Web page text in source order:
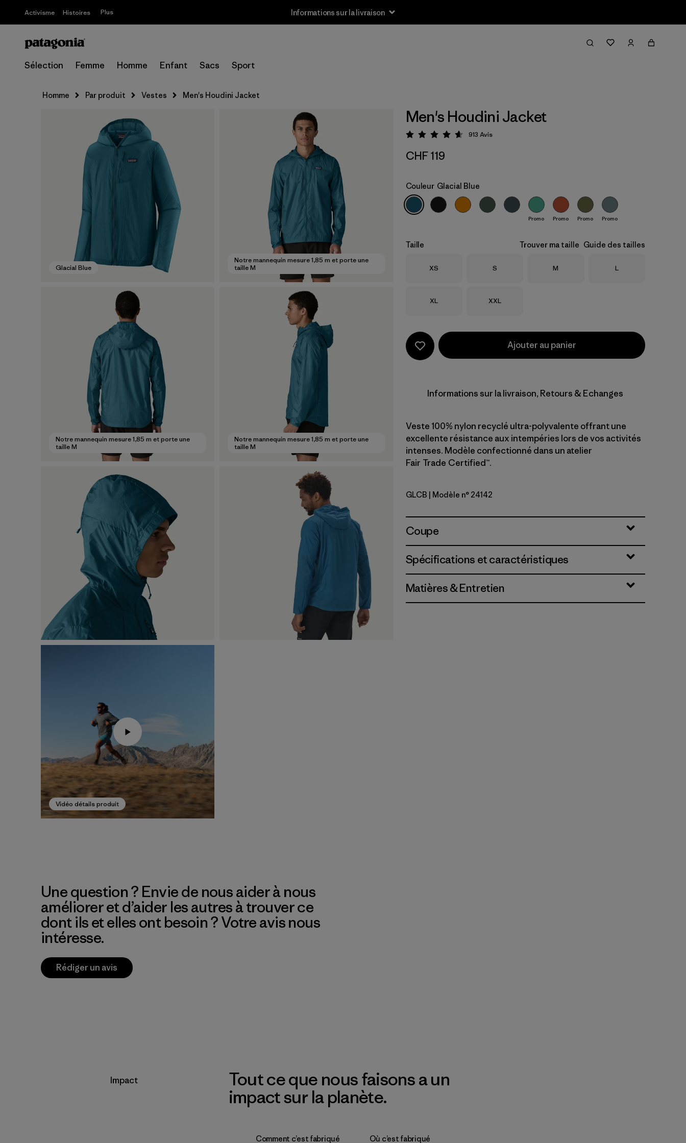
Activisme Histoires Plus Informations sur la livraison
Sélection Femme Homme Enfant Sacs Sport
Homme Par produit Vestes Men's Houdini Jacket
Glacial Blue
Notre mannequin mesure 1,85 m et porte une
taille M
Notre mannequin mesure 1,85 m et porte une
taille M
Notre mannequin mesure 1,85 m et porte une
taille M
Vidéo détails produit
Men's Houdini Jacket
Évaluation: 4.6 / 5
913 Avis
CHF 119
Couleur Glacial Blue
Promo Promo Promo Promo
Taille Trouver ma taille Guide des tailles
Taille
XS Taille
S Taille
M Taille
L
Taille
XL Taille
XXL
Ajouter au panier
Informations sur la livraison, Retours & Echanges
Veste 100% nylon recyclé ultra-polyvalente offrant une
excellente résistance aux intempéries lors de vos activités
intenses. Modèle confectionné dans un atelier
Fair Trade Certified™.
Glacial Blue
GLCB | Modèle n° 24142
Coupe
Spécifications et caractéristiques
Matières & Entretien
Une question ? Envie de nous aider à nous
améliorer et d’aider les autres à trouver ce
dont ils et elles ont besoin ? Votre avis nous
intéresse.
Rédiger un avis
Impact
Tout ce que nous faisons a un
impact sur la planète.
Comment c’est fabriqué Où c’est fabriqué